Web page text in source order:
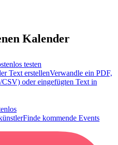
Kalender
testen
Text erstellenVerwandle ein PDF,
oder eingefügten Text in
Finde kommende Events